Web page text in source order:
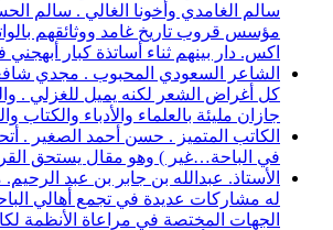
سالم الغامدي وأخونا الغالي . سالم
مؤسس قروب تاريخ غامد ووثائقهم
اكس. دار بينهم ثناء أساتذة كبار أبهجني
الشاعر السعودي المحبوب . مجدي
كل أغراض الشعر لكنه يميل للغزلي .
جازان مليئة بالعلماء والأدباء والكتاب
الكاتب المتميز . حسن أحمد الصغير .
في الباحة…غير ) وهو مقال يستحق
الأستاذ. عبدالله بن جابر بن عبد
له مشاركات عديدة في تجمع أهالي
الجهات المختصة في مراعاة الأنظمة